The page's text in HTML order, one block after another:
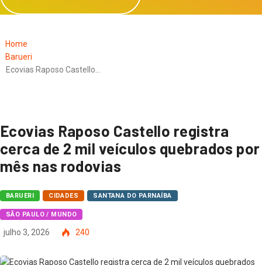
Home
Barueri
Ecovias Raposo Castello…
Ecovias Raposo Castello registra
cerca de 2 mil veículos quebrados por
mês nas rodovias
BARUERI CIDADES SANTANA DO PARNAÍBA
SÃO PAULO / MUNDO
julho 3, 2026 240